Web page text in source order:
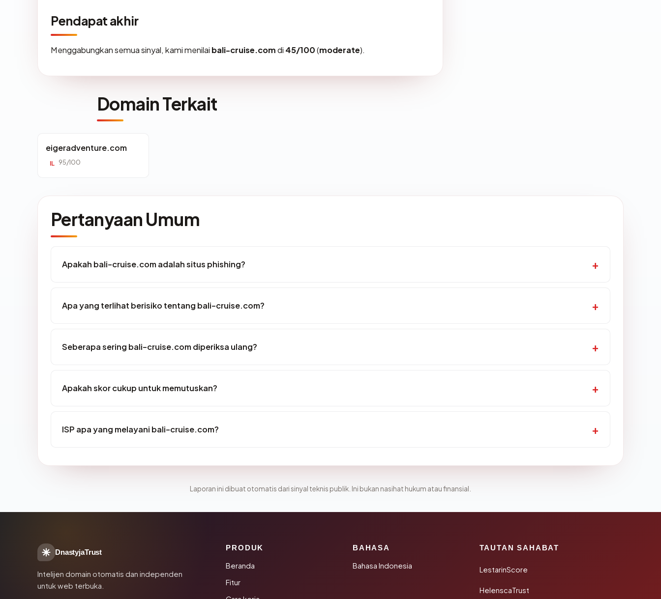
Pendapat akhir
Menggabungkan semua sinyal, kami menilai bali-cruise.comdi 45/100(moderate).
Domain Terkait
eigeradventure.com
IL 95/100
Pertanyaan Umum
Apakah bali-cruise.com adalah situs phishing?
Apa yang terlihat berisiko tentang bali-cruise.com?
Seberapa sering bali-cruise.com diperiksa ulang?
Apakah skor cukup untuk memutuskan?
ISP apa yang melayani bali-cruise.com?
Laporan ini dibuat otomatis dari sinyal teknis publik. Ini bukan nasihat hukum atau finansial.
DnastyjaTrust
Intelijen domain otomatis dan independen
untuk web terbuka.
PRODUK
Beranda
Fitur
BAHASA
Bahasa Indonesia
TAUTAN SAHABAT
LestarinScore
HelenscaTrust